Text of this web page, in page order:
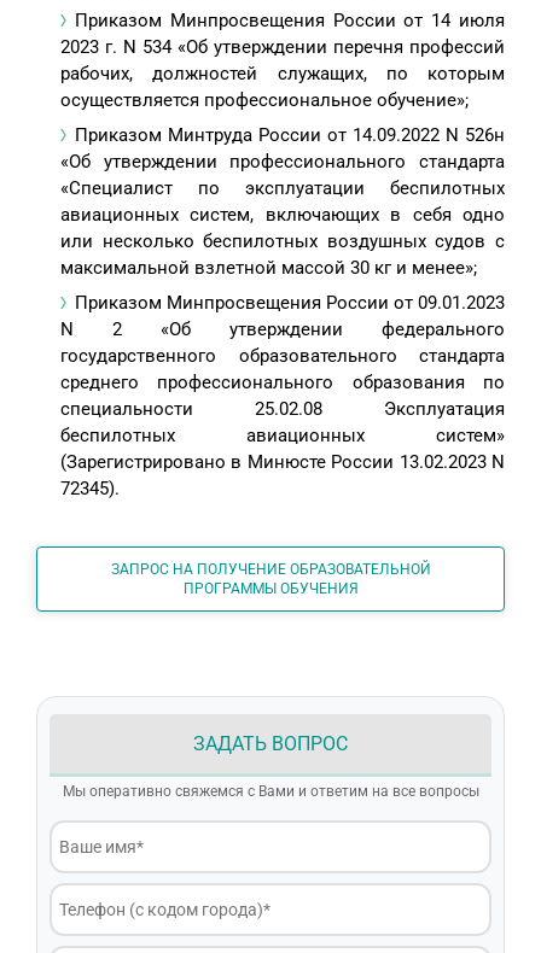
Приказом Минпросвещения России от 14 июля
2023 г. N 534 «Об утверждении перечня профессий
рабочих, должностей служащих, по которым
осуществляется профессиональное обучение»;
Приказом Минтруда России от 14.09.2022 N 526н
«Об утверждении профессионального стандарта
«Специалист по эксплуатации беспилотных
авиационных систем, включающих в себя одно
или несколько беспилотных воздушных судов с
максимальной взлетной массой 30 кг и менее»;
Приказом Минпросвещения России от 09.01.2023
N 2 «Об утверждении федерального
государственного образовательного стандарта
среднего профессионального образования по
специальности 25.02.08 Эксплуатация
беспилотных авиационных систем»
(Зарегистрировано в Минюсте России 13.02.2023 N
72345).
ЗАПРОС НА ПОЛУЧЕНИЕ ОБРАЗОВАТЕЛЬНОЙ
ПРОГРАММЫ ОБУЧЕНИЯ
ЗАДАТЬ ВОПРОС
Мы оперативно свяжемся с Вами и ответим на все вопросы